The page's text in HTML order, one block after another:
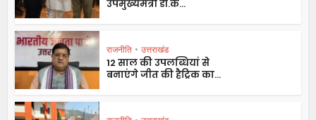
उपमुख्यमंत्री डी.के...
राजनीति • उत्तराखंड
12 साल की उपलब्धियां से
बनाएंगे जीत की हैट्रिक का...